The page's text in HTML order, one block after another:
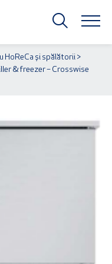
HoReCa și spălătorii >
& freezer – Crosswise